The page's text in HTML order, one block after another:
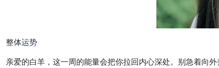
整体运势
亲爱的白羊，这一周的能量会把你拉回内心深处。别急着